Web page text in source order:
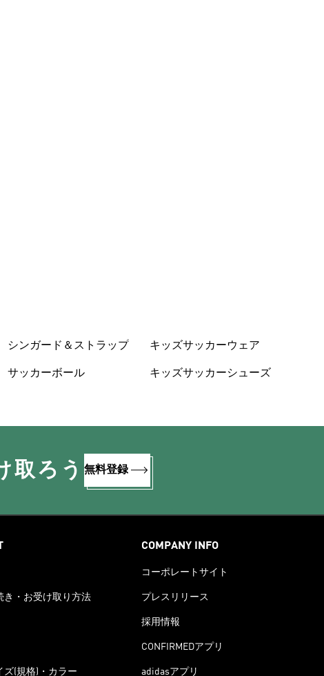
シンガード＆ストラップ
サッカーボール
キッズサッカーウェア
キッズサッカーシューズ
取ろう 無料登録
き・お受け取り方法
ズ(規格)・カラー
COMPANY INFO
コーポレートサイト
プレスリリース
採用情報
CONFIRMEDアプリ
adidasアプリ